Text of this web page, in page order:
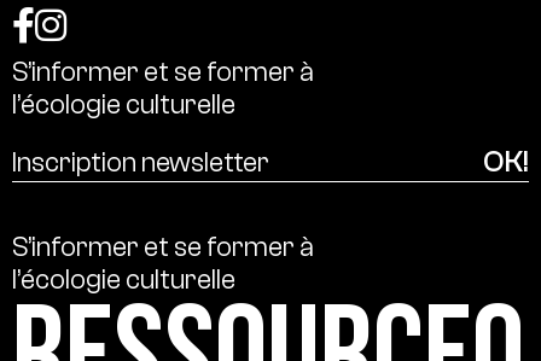
S’informer et se former à
l’écologie culturelle
S’informer et se former à
l’écologie culturelle